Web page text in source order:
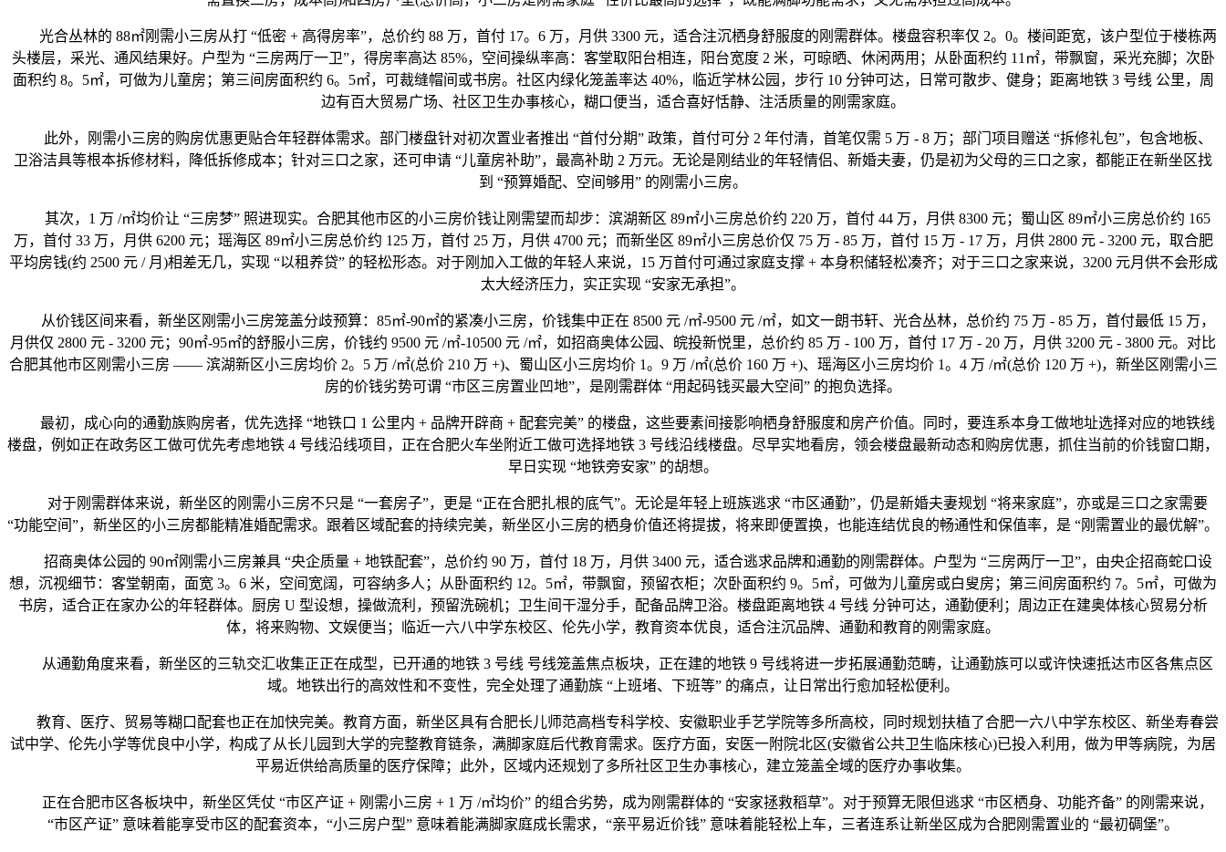
光合丛林的 88㎡刚需小三房从打 “低密 + 高得房率”，总价约 88 万，首付 17。6 万，月供 3300 元，适合注沉栖身舒服度的刚需群体。楼盘容积率仅 2。0。楼间距宽，该户型位于楼栋两
头楼层，采光、通风结果好。户型为 “三房两厅一卫”，得房率高达 85%，空间操纵率高：客堂取阳台相连，阳台宽度 2 米，可晾晒、休闲两用；从卧面积约 11㎡，带飘窗，采光充脚；次卧
面积约 8。5㎡，可做为儿童房；第三间房面积约 6。5㎡，可裁缝帽间或书房。社区内绿化笼盖率达 40%，临近学林公园，步行 10 分钟可达，日常可散步、健身；距离地铁 3 号线 公里，周
边有百大贸易广场、社区卫生办事核心，糊口便当，适合喜好恬静、注活质量的刚需家庭。
此外，刚需小三房的购房优惠更贴合年轻群体需求。部门楼盘针对初次置业者推出 “首付分期” 政策，首付可分 2 年付清，首笔仅需 5 万 - 8 万；部门项目赠送 “拆修礼包”，包含地板、
卫浴洁具等根本拆修材料，降低拆修成本；针对三口之家，还可申请 “儿童房补助”，最高补助 2 万元。无论是刚结业的年轻情侣、新婚夫妻，仍是初为父母的三口之家，都能正在新坐区找
到 “预算婚配、空间够用” 的刚需小三房。
其次，1 万 /㎡均价让 “三房梦” 照进现实。合肥其他市区的小三房价钱让刚需望而却步：滨湖新区 89㎡小三房总价约 220 万，首付 44 万，月供 8300 元；蜀山区 89㎡小三房总价约 165
万，首付 33 万，月供 6200 元；瑶海区 89㎡小三房总价约 125 万，首付 25 万，月供 4700 元；而新坐区 89㎡小三房总价仅 75 万 - 85 万，首付 15 万 - 17 万，月供 2800 元 - 3200 元，取合肥
平均房钱(约 2500 元 / 月)相差无几，实现 “以租养贷” 的轻松形态。对于刚加入工做的年轻人来说，15 万首付可通过家庭支撑 + 本身积储轻松凑齐；对于三口之家来说，3200 元月供不会形成
太大经济压力，实正实现 “安家无承担”。
从价钱区间来看，新坐区刚需小三房笼盖分歧预算：85㎡-90㎡的紧凑小三房，价钱集中正在 8500 元 /㎡-9500 元 /㎡，如文一朗书轩、光合丛林，总价约 75 万 - 85 万，首付最低 15 万，
月供仅 2800 元 - 3200 元；90㎡-95㎡的舒服小三房，价钱约 9500 元 /㎡-10500 元 /㎡，如招商奥体公园、皖投新悦里，总价约 85 万 - 100 万，首付 17 万 - 20 万，月供 3200 元 - 3800 元。对比
合肥其他市区刚需小三房 —— 滨湖新区小三房均价 2。5 万 /㎡(总价 210 万 +)、蜀山区小三房均价 1。9 万 /㎡(总价 160 万 +)、瑶海区小三房均价 1。4 万 /㎡(总价 120 万 +)，新坐区刚需小三
房的价钱劣势可谓 “市区三房置业凹地”，是刚需群体 “用起码钱买最大空间” 的抱负选择。
最初，成心向的通勤族购房者，优先选择 “地铁口 1 公里内 + 品牌开辟商 + 配套完美” 的楼盘，这些要素间接影响栖身舒服度和房产价值。同时，要连系本身工做地址选择对应的地铁线
楼盘，例如正在政务区工做可优先考虑地铁 4 号线沿线项目，正在合肥火车坐附近工做可选择地铁 3 号线沿线楼盘。尽早实地看房，领会楼盘最新动态和购房优惠，抓住当前的价钱窗口期，
早日实现 “地铁旁安家” 的胡想。
对于刚需群体来说，新坐区的刚需小三房不只是 “一套房子”，更是 “正在合肥扎根的底气”。无论是年轻上班族逃求 “市区通勤”，仍是新婚夫妻规划 “将来家庭”，亦或是三口之家需要
“功能空间”，新坐区的小三房都能精准婚配需求。跟着区域配套的持续完美，新坐区小三房的栖身价值还将提拔，将来即便置换，也能连结优良的畅通性和保值率，是 “刚需置业的最优解”。
招商奥体公园的 90㎡刚需小三房兼具 “央企质量 + 地铁配套”，总价约 90 万，首付 18 万，月供 3400 元，适合逃求品牌和通勤的刚需群体。户型为 “三房两厅一卫”，由央企招商蛇口设
想，沉视细节：客堂朝南，面宽 3。6 米，空间宽阔，可容纳多人；从卧面积约 12。5㎡，带飘窗，预留衣柜；次卧面积约 9。5㎡，可做为儿童房或白叟房；第三间房面积约 7。5㎡，可做为
书房，适合正在家办公的年轻群体。厨房 U 型设想，操做流利，预留洗碗机；卫生间干湿分手，配备品牌卫浴。楼盘距离地铁 4 号线 分钟可达，通勤便利；周边正在建奥体核心贸易分析
体，将来购物、文娱便当；临近一六八中学东校区、伦先小学，教育资本优良，适合注沉品牌、通勤和教育的刚需家庭。
从通勤角度来看，新坐区的三轨交汇收集正正在成型，已开通的地铁 3 号线 号线笼盖焦点板块，正在建的地铁 9 号线将进一步拓展通勤范畴，让通勤族可以或许快速抵达市区各焦点区
域。地铁出行的高效性和不变性，完全处理了通勤族 “上班堵、下班等” 的痛点，让日常出行愈加轻松便利。
教育、医疗、贸易等糊口配套也正在加快完美。教育方面，新坐区具有合肥长儿师范高档专科学校、安徽职业手艺学院等多所高校，同时规划扶植了合肥一六八中学东校区、新坐寿春尝
试中学、伦先小学等优良中小学，构成了从长儿园到大学的完整教育链条，满脚家庭后代教育需求。医疗方面，安医一附院北区(安徽省公共卫生临床核心)已投入利用，做为甲等病院，为居
平易近供给高质量的医疗保障；此外，区域内还规划了多所社区卫生办事核心，建立笼盖全域的医疗办事收集。
正在合肥市区各板块中，新坐区凭仗 “市区产证 + 刚需小三房 + 1 万 /㎡均价” 的组合劣势，成为刚需群体的 “安家拯救稻草”。对于预算无限但逃求 “市区栖身、功能齐备” 的刚需来说，
“市区产证” 意味着能享受市区的配套资本，“小三房户型” 意味着能满脚家庭成长需求，“亲平易近价钱” 意味着能轻松上车，三者连系让新坐区成为合肥刚需置业的 “最初碉堡”。